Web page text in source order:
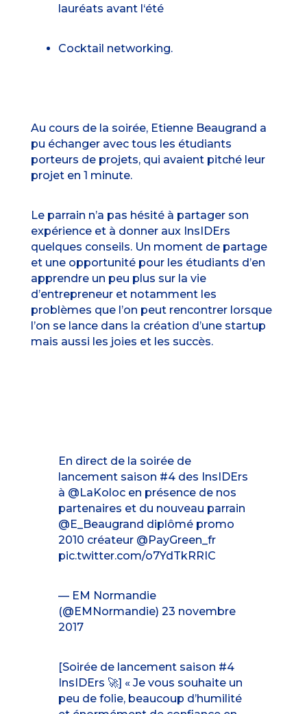
lauréats avant l‘été
Cocktail networking.
Au cours de la soirée, Etienne Beaugrand a
pu échanger avec tous les étudiants
porteurs de projets, qui avaient pitché leur
projet en 1 minute.
Le parrain n’a pas hésité à partager son
expérience et à donner aux InsIDErs
quelques conseils. Un moment de partage
et une opportunité pour les étudiants d’en
apprendre un peu plus sur la vie
d’entrepreneur et notamment les
problèmes que l’on peut rencontrer lorsque
l’on se lance dans la création d’une startup
mais aussi les joies et les succès.
En direct de la soirée de
lancement saison #4 des InsIDErs
à @LaKolocen présence de nos
partenaires et du nouveau parrain
@E_Beaugrand diplômé promo
2010 créateur @PayGreen_fr
pic.twitter.com/o7YdTkRRIC
— EM Normandie
(@EMNormandie) 23 novembre
2017
[Soirée de lancement saison #4
InsIDErs 🚀] « Je vous souhaite un
peu de folie, beaucoup d’humilité